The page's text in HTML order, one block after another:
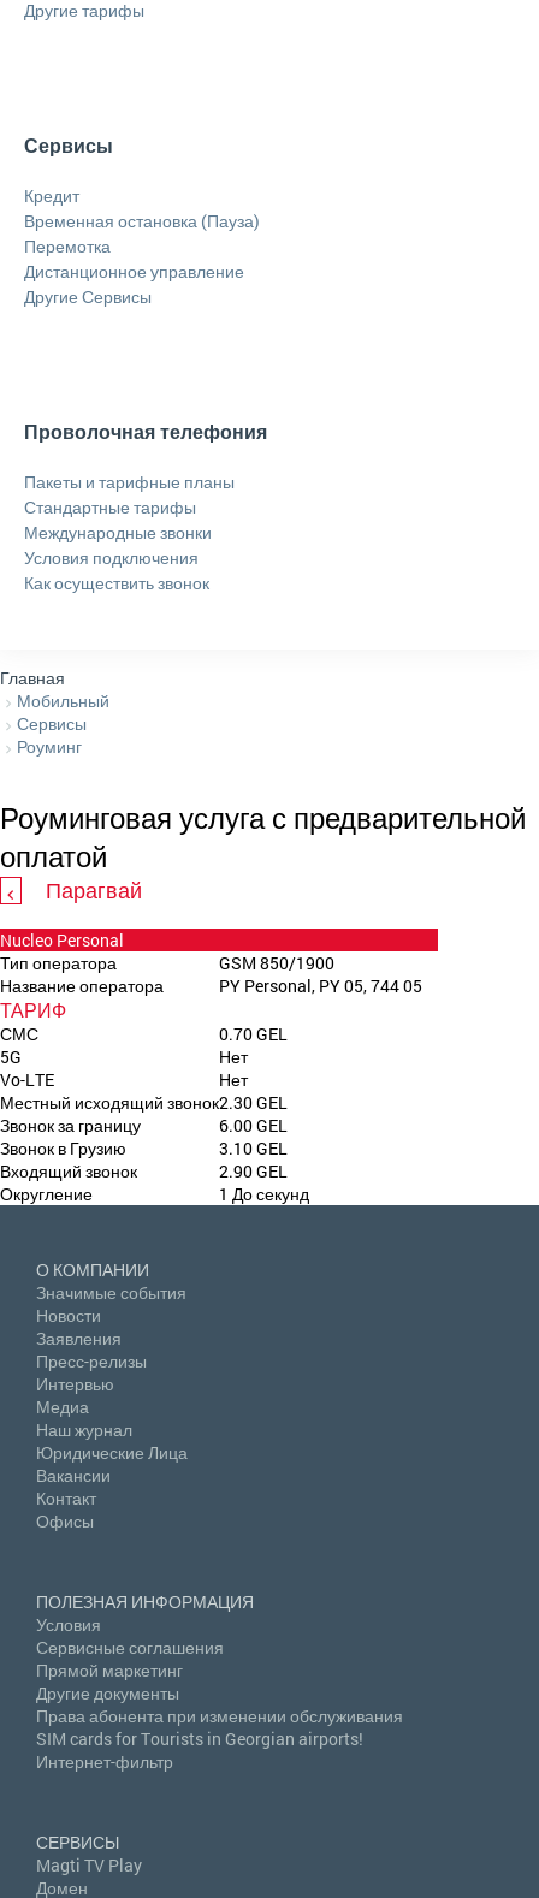
Другие тарифы
Сервисы
Кредит
Временная остановка (Пауза)
Перемотка
Дистанционное управление
Другие Сервисы
Проволочная телефония
Пакеты и тарифные планы
Стандартные тарифы
Международные звонки
Условия подключения
Как осуществить звонок
Главная
Мобильный
Сервисы
Роуминг
Роуминговая услуга с предварительной
оплатой
Парагвай
Nucleo Personal
Тип оператора
GSM 850/1900
Название оператора
PY Personal, PY 05, 744 05
ТАРИФ
СМС
0.70 GEL
5G
Нет
Vo-LTE
Нет
Местный исходящий звонок2.30 GEL
Звонок за границу
6.00 GEL
Звонок в Грузию
3.10 GEL
Входящий звонок
2.90 GEL
Округление
1 До секунд
О КОМПАНИИ
Значимые события
Новости
Заявления
Пресс-релизы
Интервью
Медиа
Наш журнал
Юридические Лица
Вакансии
Контакт
Офисы
ПОЛЕЗНАЯ ИНФОРМАЦИЯ
Условия
Сервисные соглашения
Прямой маркетинг
Другие документы
Права абонента при изменении обслуживания
SIM cards for Tourists in Georgian airports!
Интернет-фильтр
СЕРВИСЫ
Magti TV Play
Домен